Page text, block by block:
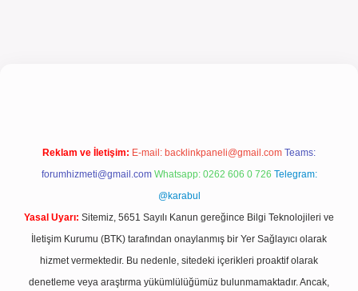
Reklam ve İletişim: E-mail: backlinkpaneli@gmail.com Teams:
forumhizmeti@gmail.com Whatsapp: 0262 606 0 726 Telegram:
@karabul
Yasal Uyarı: Sitemiz, 5651 Sayılı Kanun gereğince Bilgi Teknolojileri ve
İletişim Kurumu (BTK) tarafından onaylanmış bir Yer Sağlayıcı olarak
hizmet vermektedir. Bu nedenle, sitedeki içerikleri proaktif olarak
denetleme veya araştırma yükümlülüğümüz bulunmamaktadır. Ancak,